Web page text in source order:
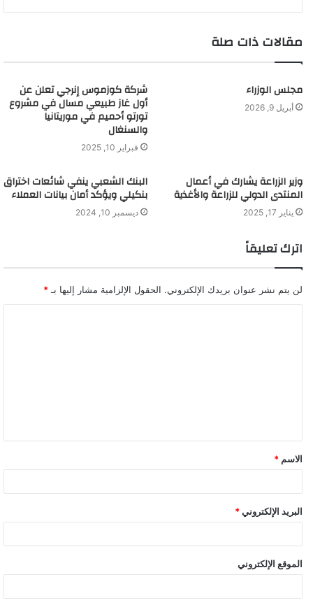
مقالات ذات صلة
مجلس الوزراء
أبريل 9, 2026
شركة كوزموس إنرجي تعلن عن
أول غاز طبيعي مسال في مشروع
تورتو أحميم في موريتانيا
والسنغال
فبراير 10, 2025
وزير الزراعة يشارك في أعمال
المنتدى الدولي للزراعة والأغذية
يناير 17, 2025
البنك الشعبي ينفي شائعات اختراق
بنكيلي ويؤكد أمان بيانات العملاء
ديسمبر 10, 2024
اترك تعليقاً
لن يتم نشر عنوان بريدك الإلكتروني. الحقول الإلزامية مشار إليها بـ *
ق
*
الاسم *
البريد الإلكتروني *
الموقع الإلكتروني